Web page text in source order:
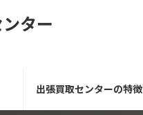
ター
出張買取センターの特徴